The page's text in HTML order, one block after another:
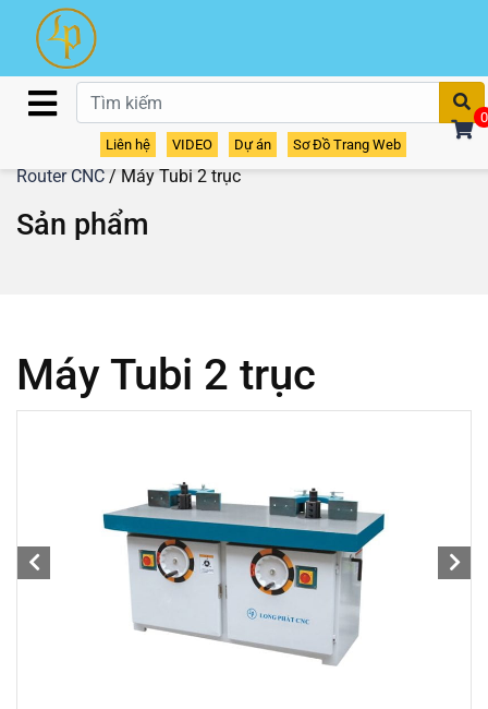
Liên hệ VIDEO Dự án Sơ Đồ Trang Web
0
Sản phẩm /Máy định hình /Máy phay Tubi -
Router CNC/ Máy Tubi 2 trục
Sản phẩm
Máy Tubi 2 trục